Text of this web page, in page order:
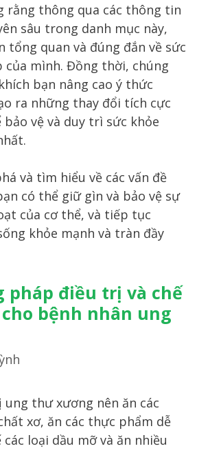
rằng thông qua các thông tin
sâu trong danh mục này,
tổng quan và đúng đắn về sức
của mình. Đồng thời, chúng
bạn nâng cao ý thức
ra những thay đổi tích cực
vệ và duy trì sức khỏe
và tìm hiểu về các vấn đề
có thể giữ gìn và bảo vệ sự
của cơ thể, và tiếp tục
khỏe mạnh và tràn đầy
pháp điều trị và chế
bệnh nhân ung
ung thư xương nên ăn các
xơ, ăn các thực phẩm dễ
loại dầu mỡ và ăn nhiều